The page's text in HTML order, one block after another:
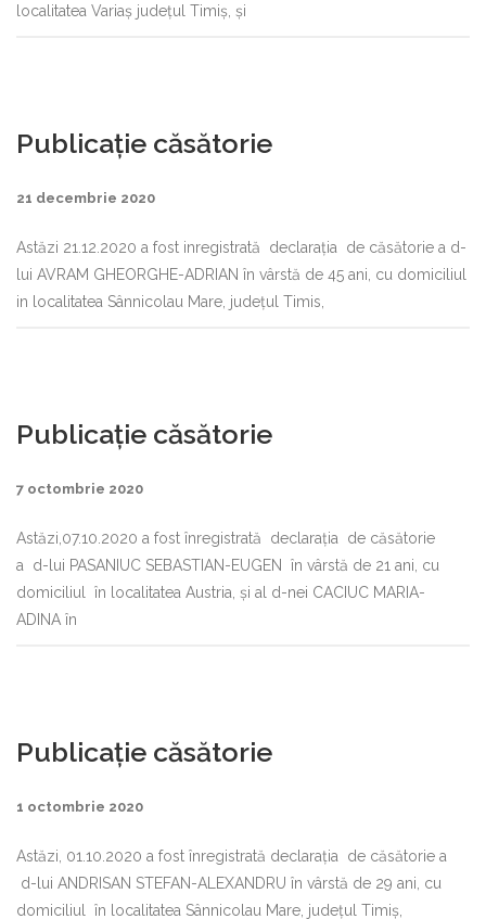
localitatea Variaș judeţul Timiș, şi
Publicație căsătorie
21 decembrie 2020
Astăzi 21.12.2020 a fost inregistrată declaraţia de căsătorie a d-
lui AVRAM GHEORGHE-ADRIAN în vârstă de 45 ani, cu domiciliul
in localitatea Sânnicolau Mare, judeţul Timis,
Publicație căsătorie
7 octombrie 2020
Astăzi,07.10.2020 a fost înregistrată declarația de căsătorie
a d-lui PASANIUC SEBASTIAN-EUGEN în vârstă de 21 ani, cu
domiciliul în localitatea Austria, şi al d-nei CACIUC MARIA-
ADINA în
Publicație căsătorie
1 octombrie 2020
Astăzi, 01.10.2020 a fost înregistrată declaraţia de căsătorie a
d-lui ANDRISAN STEFAN-ALEXANDRU în vârstă de 29 ani, cu
domiciliul în localitatea Sânnicolau Mare, judeţul Timiş,